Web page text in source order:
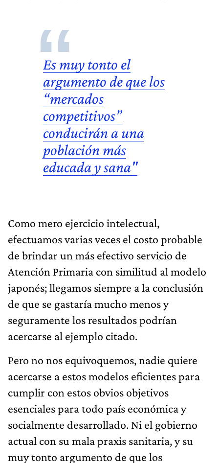
Es muy tonto el
argumento de que los
“mercados
competitivos”
conducirán a una
población más
educada y sana"
Como mero ejercicio intelectual,
efectuamos varias veces el costo probable
de brindar un más efectivo servicio de
Atención Primaria con similitud al modelo
japonés; llegamos siempre a la conclusión
de que se gastaría mucho menos y
seguramente los resultados podrían
acercarse al ejemplo citado.
Pero no nos equivoquemos, nadie quiere
acercarse a estos modelos eficientes para
cumplir con estos obvios objetivos
esenciales para todo país económica y
socialmente desarrollado. Ni el gobierno
actual con su mala praxis sanitaria, y su
muy tonto argumento de que los